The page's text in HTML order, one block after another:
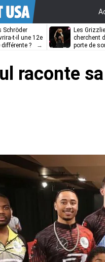
Schröder
t-il une 12e
différente ?
Les
cherchent
porte de
raconte